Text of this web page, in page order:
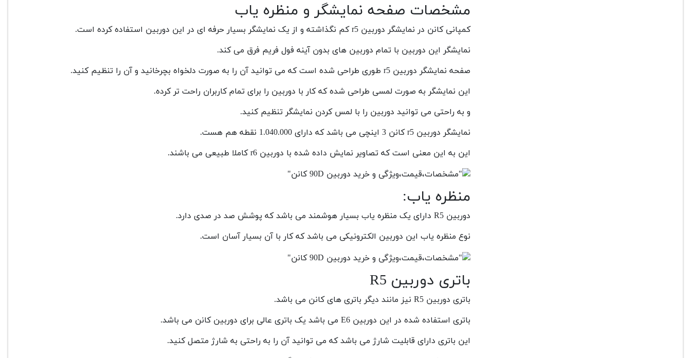
مشخصات صفحه نمایشگر و منظره یاب
کمپانی کانن در نمایشگر دوربین r5 کم نگذاشته و از یک نمایشگر بسیار حرفه ای در این دوربین استفاده کرده است.
نمایشگر این دوربین با تمام دوربین های بدون آینه فول فریم فرق می کند.
صفحه نمایشگر دوربین r5 طوری طراحی شده است که می توانید آن را به صورت دلخواه بچرخانید و آن را تنظیم کنید.
این نمایشگر به صورت لمسی طراحی شده که کار با دوربین را برای تمام کاربران راحت تر کرده.
و به راحتی می توانید دوربین را با لمس کردن نمایشگر تنظیم کنید.
نمایشگر دوربین r5 کانن 3 اینچی می باشد که دارای 1.040.000 نقطه هم هست.
این به این معنی است که تصاویر نمایش داده شده با دوربین r6 کاملا طبیعی می باشند.
منظره یاب:
دوربین R5 دارای یک منظره یاب بسیار هوشمند می باشد که پوشش صد در صدی دارد.
نوع منظره یاب این دوربین الکترونیکی می باشد که کار با آن بسیار آسان است.
باتری دوربین R5
باتری دوربین R5 نیز مانند دیگر باتری های کانن می باشد.
باتری استفاده شده در این دوربین E6 می باشد یک باتری عالی برای دوربین کانن می باشد.
این باتری دارای قابلیت شارژ می باشد که می توانید آن را به راحتی به شارژ متصل کنید.